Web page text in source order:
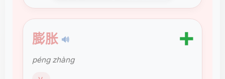
膨胀 🔊 ➕
péng zhàng